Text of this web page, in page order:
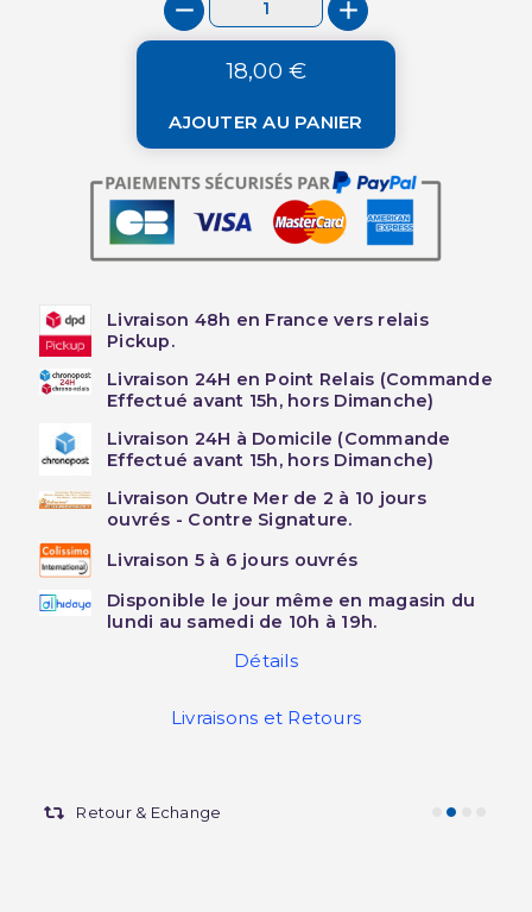
18,00 €
AJOUTER AU PANIER
Livraison 48h en France vers relais
Pickup.
Livraison 24H en Point Relais (Commande
Effectué avant 15h, hors Dimanche)
Livraison 24H à Domicile (Commande
Effectué avant 15h, hors Dimanche)
Livraison Outre Mer de 2 à 10 jours
ouvrés - Contre Signature.
Livraison 5 à 6 jours ouvrés
Disponible le jour même en magasin du
lundi au samedi de 10h à 19h.
Détails
Livraisons et Retours
Retour & Echange